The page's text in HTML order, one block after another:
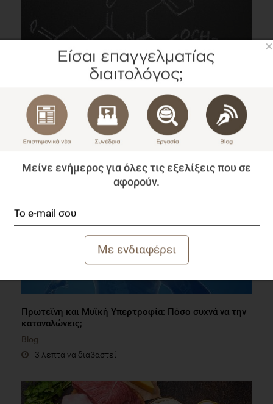
Ασπαρτάμη και Aκεσουλφάμη-Κ: H συσχέτιση τους με
αυξημένο κίνδυνο Καρκίνου
Επιστημονικά Νέα
3 λεπτά να διαβαστεί
Πρωτεΐνη και Μυϊκή Υπερτροφία: Πόσο συχνά να την
καταναλώνεις;
Blog
3 λεπτά να διαβαστεί
×
Μείνε ενήμερος για όλες τις εξελίξεις που σε
αφορούν.